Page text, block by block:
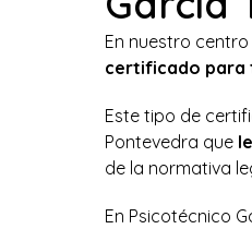
En nuestro
certificado para
Este tipo de
Pontevedra que
de la normativa
En Psicotécnico